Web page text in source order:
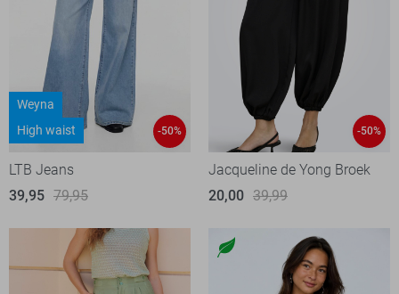
Weyna
High waist
-50%
LTB Jeans
39,95 79,95
-50%
Jacqueline de Yong Broek
20,00 39,99